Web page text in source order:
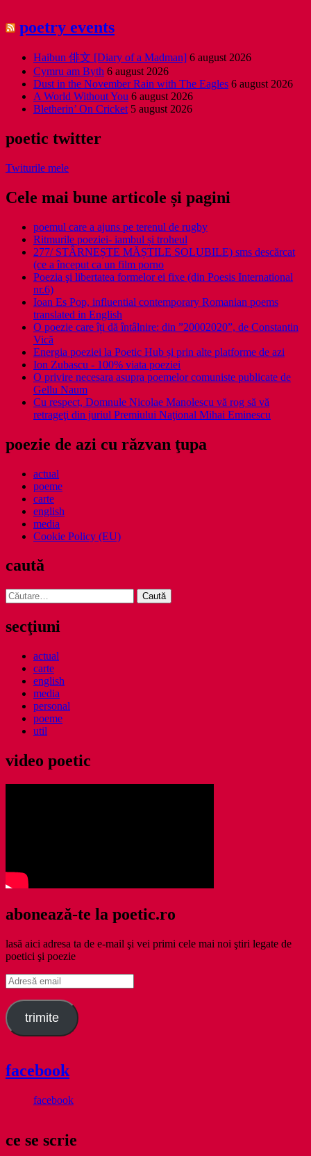
poetry events
Haibun 俳文 [Diary of a Madman] 6 august 2026
Cymru am Byth 6 august 2026
Dust in the November Rain with The Eagles 6 august 2026
A World Without You 6 august 2026
Bletherin’ On Cricket 5 august 2026
poetic twitter
Twiturile mele
Cele mai bune articole și pagini
poemul care a ajuns pe terenul de rugby
Ritmurile poeziei- iambul și troheul
277/ STÂRNEȘTE MĂȘTILE SOLUBILE) sms descărcat
(ce a început ca un film porno
Poezia şi libertatea formelor ei fixe (din Poesis International
nr.6)
Ioan Es Pop, influential contemporary Romanian poems
translated in English
O poezie care îți dă întâlnire: din ”20002020”, de Constantin
Vică
Energia poeziei la Poetic Hub și prin alte platforme de azi
Ion Zubascu - 100% viata poeziei
O privire necesara asupra poemelor comuniste publicate de
Gellu Naum
Cu respect, Domnule Nicolae Manolescu vă rog să vă
retrageţi din juriul Premiului Naţional Mihai Eminescu
poezie de azi cu răzvan ţupa
actual
poeme
carte
english
media
Cookie Policy (EU)
caută
Caută
după:
secţiuni
actual
carte
english
media
personal
poeme
util
video poetic
abonează-te la poetic.ro
lasă aici adresa ta de e-mail şi vei primi cele mai noi ştiri legate de
poetici şi poezie
Adresă
email
trimite
facebook
facebook
ce se scrie